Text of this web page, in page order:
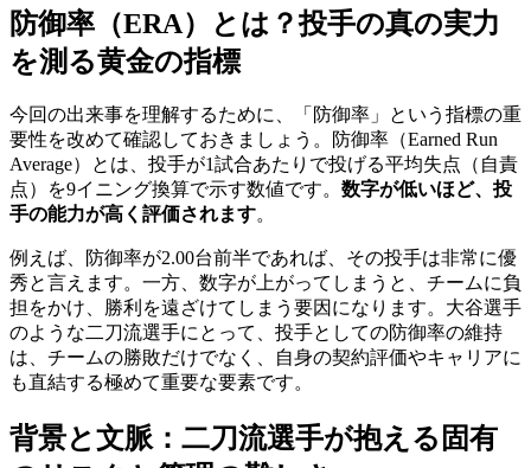
防御率（ERA）とは？投手の真の実力
を測る黄金の指標
今回の出来事を理解するために、「防御率」という指標の重
要性を改めて確認しておきましょう。防御率（Earned Run
Average）とは、投手が1試合あたりで投げる平均失点（自責
点）を9イニング換算で示す数値です。 数字が低いほど、投
手の能力が高く評価されます。
例えば、防御率が2.00台前半であれば、その投手は非常に優
秀と言えます。一方、数字が上がってしまうと、チームに負
担をかけ、勝利を遠ざけてしまう要因になります。大谷選手
のような二刀流選手にとって、投手としての防御率の維持
は、チームの勝敗だけでなく、自身の契約評価やキャリアに
も直結する極めて重要な要素です。
背景と文脈：二刀流選手が抱える固有